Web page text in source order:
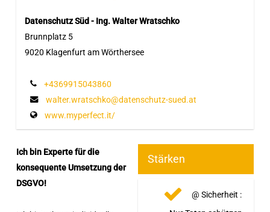
Datenschutz Süd - Ing. Walter Wratschko
Brunnplatz 5
9020 Klagenfurt am Wörthersee
+4369915043860
walter.wratschko@datenschutz-sued.at
www.myperfect.it/
Ich bin Experte für die
konsequente Umsetzung der
DSGVO!
Stärken
@ Sicherheit :